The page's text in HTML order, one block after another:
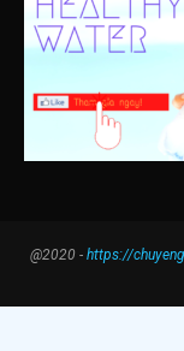
@2020 - https://